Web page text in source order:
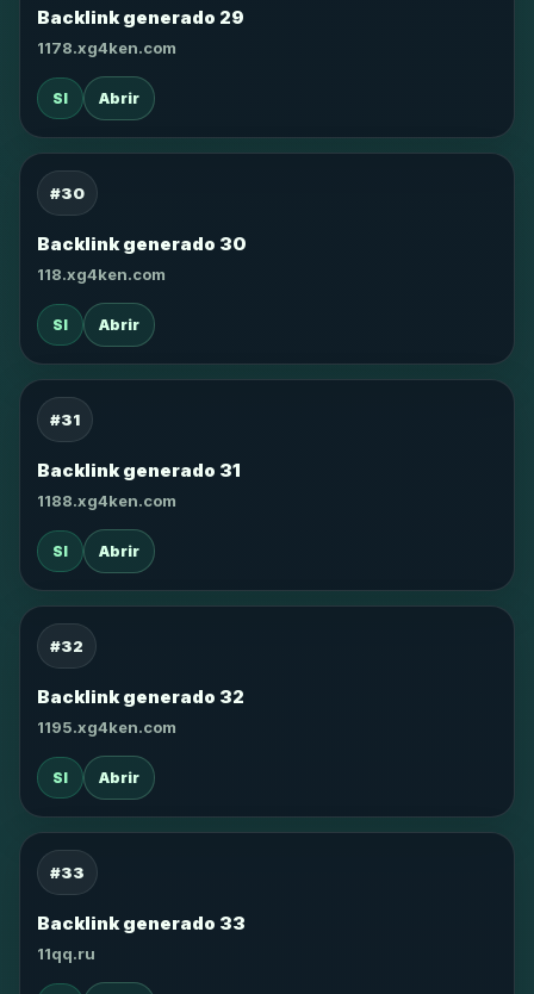
Backlink generado 29
1178.xg4ken.com
SI Abrir
#30
Backlink generado 30
118.xg4ken.com
SI Abrir
#31
Backlink generado 31
1188.xg4ken.com
SI Abrir
#32
Backlink generado 32
1195.xg4ken.com
SI Abrir
#33
Backlink generado 33
11qq.ru